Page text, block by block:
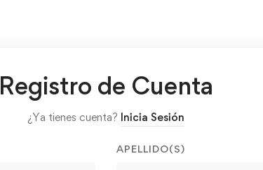
Registro de Cuenta
¿Ya tienes cuenta? Inicia Sesión
APELLIDO(S)